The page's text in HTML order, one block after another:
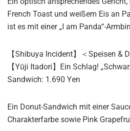
French Toast und weißem Eis an
ist es mit einer „I am Panda“-
【Shibuya Incident】＜Speisen &
【Yūji Itadori】Ein Schlag!
Sandwich: 1.690 Yen
Ein Donut-Sandwich mit einer
Charakterfarbe sowie Pink